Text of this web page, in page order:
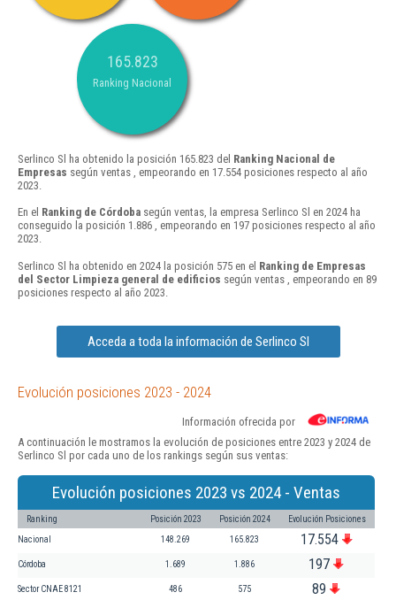
165.823
Ranking Nacional
Serlinco Sl ha obtenido la posición 165.823 del Ranking Nacional de
Empresas según ventas , empeorando en 17.554 posiciones respecto al año
2023.
En el Ranking de Córdoba según ventas, la empresa Serlinco Sl en 2024 ha
conseguido la posición 1.886 , empeorando en 197 posiciones respecto al año
2023.
Serlinco Sl ha obtenido en 2024 la posición 575 en el Ranking de Empresas
del Sector Limpieza general de edificios según ventas , empeorando en 89
posiciones respecto al año 2023.
Acceda a toda la información de Serlinco Sl
Evolución posiciones 2023 - 2024
Información ofrecida por
A continuación le mostramos la evolución de posiciones entre 2023 y 2024 de
Serlinco Sl por cada uno de los rankings según sus ventas:
Evolución posiciones 2023 vs 2024 - Ventas
Ranking Posición 2023 Posición 2024 Evolución Posiciones
Nacional 148.269 165.823 17.554
Córdoba 1.689 1.886 197
Sector CNAE 8121 486 575 89